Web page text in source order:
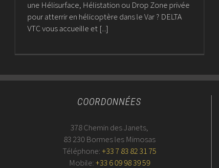
une Hélisurface, Hélistation ou Drop Zone privée
pour atterrir en hélicoptère dans le Var ? DELTA
VTC vous accueille et [...]
COORDONNÉES
378 Chemin des Janets,
83 230 Bormes les Mimosas
Téléphone: +33 7 83 82 31 75
Mobile: +33 6 09 98 39 59